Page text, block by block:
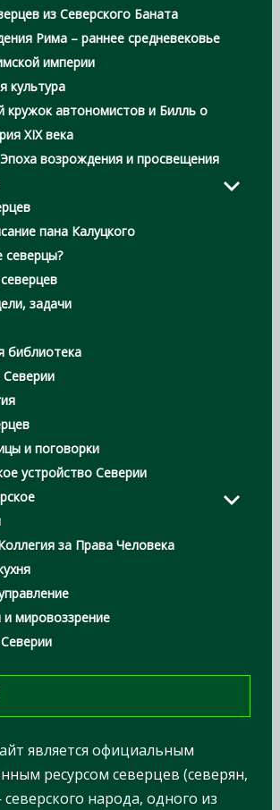
из Северского Баната
Рима – раннее средневековье
империи
культура
кружок автономистов и Билль о
XIX века
возрождения и просвещения
пана Калуцкого
северцы?
задачи
библиотека
и поговорки
устройство Северии
за Права Человека
мировоззрение
является официальным
ресурсом северцев (северян,
народа, одного из